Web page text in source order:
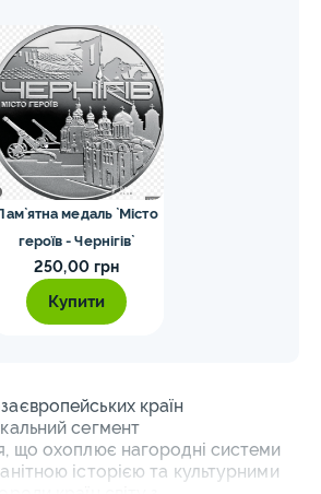
медаль `Місто
героїв - Чернігів`
250,00 грн
Купити
країн
сегмент
що охоплює нагородні системи
історією та культурними